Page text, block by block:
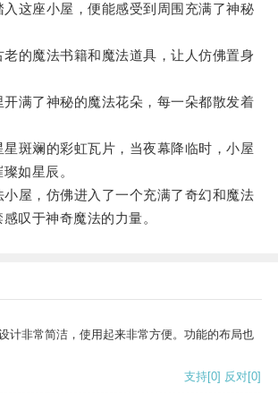
座小屋，便能感受到周围充满了神秘
魔法书籍和魔法道具，让人仿佛置身
了神秘的魔法花朵，每一朵都散发着
斓的彩虹瓦片，当夜幕降临时，小屋
如星辰。
，仿佛进入了一个充满了奇幻和魔法
叹于神奇魔法的力量。
计非常简洁，使用起来非常方便。功能的布局也
支持[0] 反对[0]